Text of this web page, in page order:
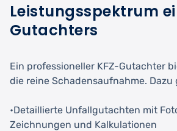
Leistungsspektrum
Gutachters
Ein professioneller KFZ-Gutachter
die reine Schadensaufnahme. Dazu
•Detaillierte Unfallgutachten mit
Zeichnungen und Kalkulationen